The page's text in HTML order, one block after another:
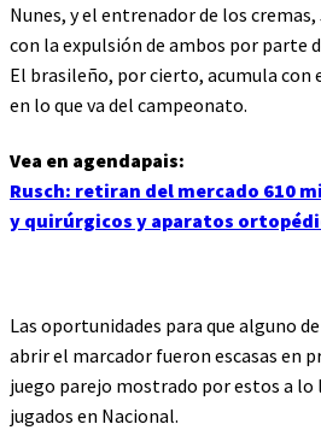
Nunes, y el entrenador de los
con la expulsión de ambos por parte
El brasileño, por cierto, acumula con
en lo que va del campeonato.
Vea en agendapais:
Rusch: retiran del mercado 610
y quirúrgicos y aparatos
Las oportunidades para que alguno
abrir el marcador fueron escasas en
juego parejo mostrado por estos a lo
jugados en Nacional.